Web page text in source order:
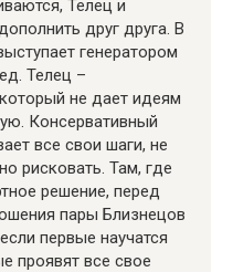
Телец и
друг друга. В
генератором
Телец –
не дает идеям
Консервативный
все свои шаги, не
рисковать. Там, где
решение, перед
пары Близнецов
первые научатся
проявят все свое